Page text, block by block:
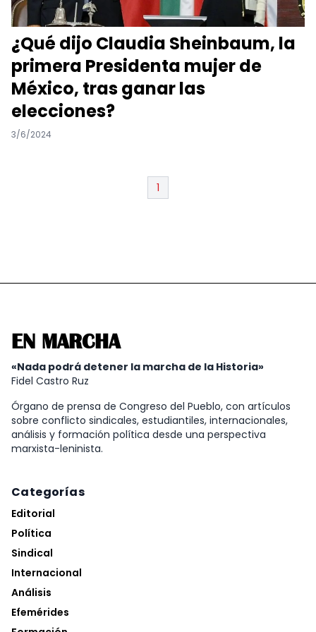
¿Qué dijo Claudia Sheinbaum, la
primera Presidenta mujer de
México, tras ganar las
elecciones?
3/6/2024
1
EN MARCHA
«Nada podrá detener la marcha de la Historia»
Fidel Castro Ruz
Órgano de prensa de Congreso del Pueblo, con artículos
sobre conflicto sindicales, estudiantiles, internacionales,
análisis y formación política desde una perspectiva
marxista-leninista.
Categorías
Editorial
Política
Sindical
Internacional
Análisis
Efemérides